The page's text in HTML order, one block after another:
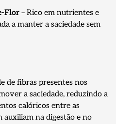
Flor – Rico em nutrientes e
a manter a saciedade sem
de fibras presentes nos
a saciedade, reduzindo a
calóricos entre as
auxiliam na digestão e no